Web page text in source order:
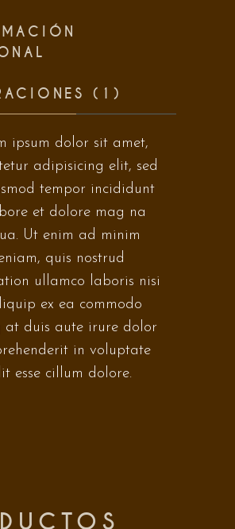
(1)
ipsum dolor sit amet,
adipisicing elit, sed
tempor incididunt
et dolore mag na
Ut enim ad minim
quis nostrud
ullamco laboris nisi
ex ea commodo
at duis aute irure dolor
in voluptate
esse cillum dolore.